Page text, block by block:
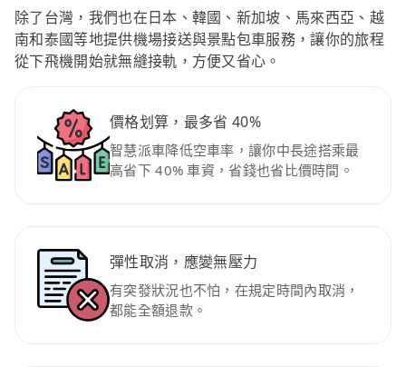
除了台灣，我們也在日本、韓國、新加坡、馬來西亞、越
南和泰國等地提供機場接送與景點包車服務，讓你的旅程
從下飛機開始就無縫接軌，方便又省心。
價格划算，最多省 40%
智慧派車降低空車率，讓你中長途搭乘最
高省下 40% 車資，省錢也省比價時間。
彈性取消，應變無壓力
有突發狀況也不怕，在規定時間內取消，
都能全額退款。